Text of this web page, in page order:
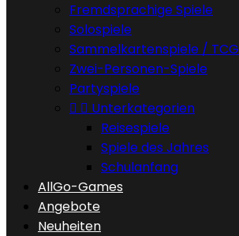
Fremdsprachige Spiele
Solospiele
Sammelkartenspiele / TCG
Zwei-Personen-Spiele
Partyspiele
  Unterkategorien
Reisespiele
Spiele des Jahres
Schulanfang
AllGo-Games
Angebote
Neuheiten